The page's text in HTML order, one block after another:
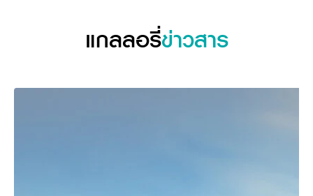
แกลลอรี่ข่าวสาร